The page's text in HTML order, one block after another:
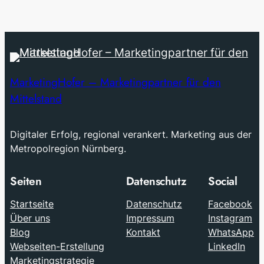
MarketingHofer – Marketingpartner für den
Mittelstand
Digitaler Erfolg, regional verankert. Marketing aus der
Metropolregion Nürnberg.
Seiten
Startseite
Über uns
Blog
Webseiten-Erstellung
Marketingstrategie
Datenschutz
Datenschutz
Impressum
Kontakt
Social
Facebook
Instagram
WhatsApp
LinkedIn